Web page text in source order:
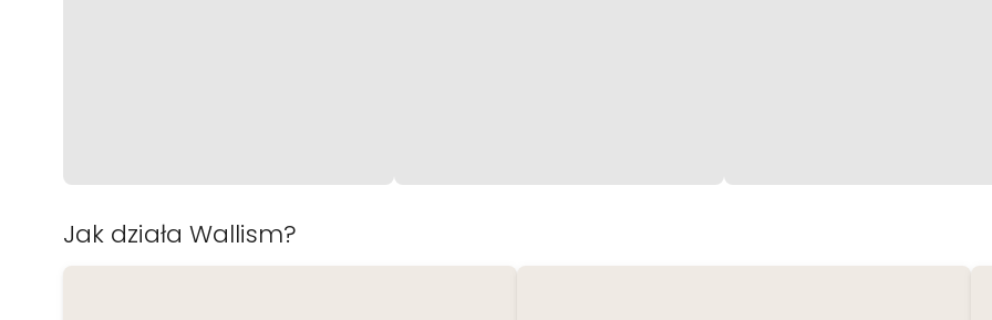
Jak działa Wallism?